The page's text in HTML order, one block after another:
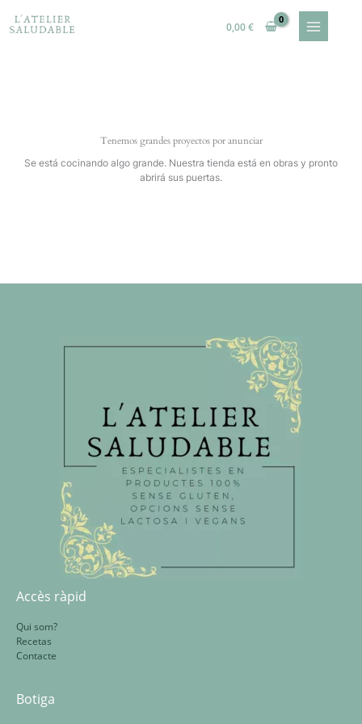
contenido
0,00€
Tenemos grandes proyectos por anunciar
Se está cocinando algo grande. Nuestra tienda está en obras y pronto
abrirá sus puertas.
Accès ràpid
Qui som?
Recetas
Contacte
Botiga